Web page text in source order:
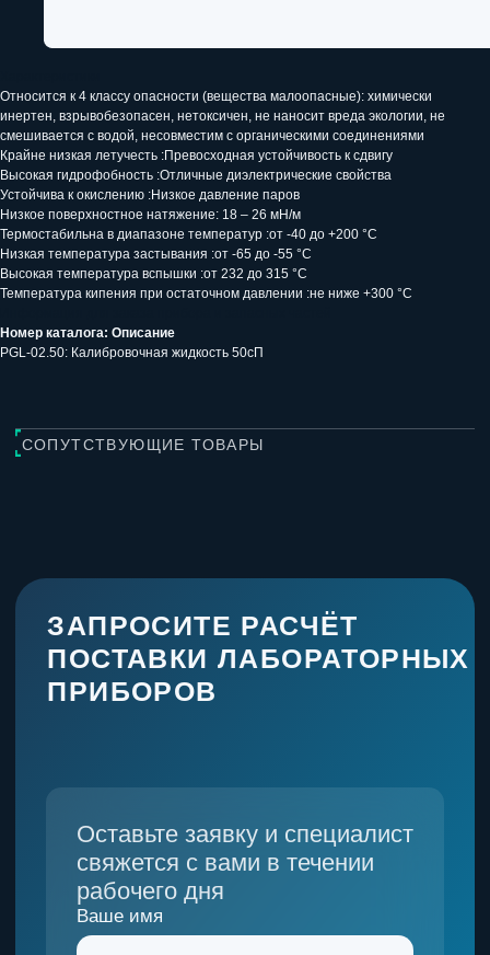
Относится к 4 классу опасности (вещества малоопасные): химически
инертен, взрывобезопасен, нетоксичен, не наносит вреда экологии, не
смешивается с водой, несовместим с органическими соединениями
Крайне низкая летучесть :Превосходная устойчивость к сдвигу
Высокая гидрофобность :Отличные диэлектрические свойства
Устойчива к окислению :Низкое давление паров
Низкое поверхностное натяжение: 18 – 26 мН/м
Термостабильна в диапазоне температур :от -40 до +200 °С
Низкая температура застывания :от -65 до -55 °C
Высокая температура вспышки :от 232 до 315 °C
Температура кипения при остаточном давлении :не ниже +300 °С
Номер каталога: Описание
PGL-02.50: Калибровочная жидкость 50сП
свяжется с вами в течении
Ваш телефон
+7
Я даюсогласие на обработку
персональных данныхи подтверждаю,
что ознакомлен(а) сПолитикой в
отношении обработки персональных